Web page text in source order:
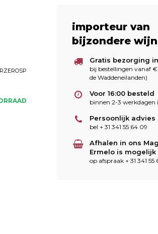
importeur van
bijzondere
Gratis bezorging
bij bestellingen vanaf
de Waddeneilanden)
Voor 16:00 besteld
binnen 2-3 werkdagen
Persoonlijk advies
bel + 31 341 55 64 09
Afhalen in ons
Ermelo is mogelijk
op afspraak + 31 341 55